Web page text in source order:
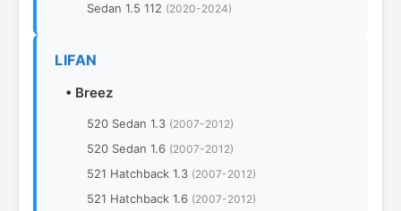
Sedan 1.5 112 (2020-2024)
LIFAN
• Breez
520 Sedan 1.3 (2007-2012)
520 Sedan 1.6 (2007-2012)
521 Hatchback 1.3 (2007-2012)
521 Hatchback 1.6 (2007-2012)